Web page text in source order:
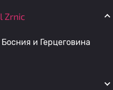
Zrnic
и Герцеговина